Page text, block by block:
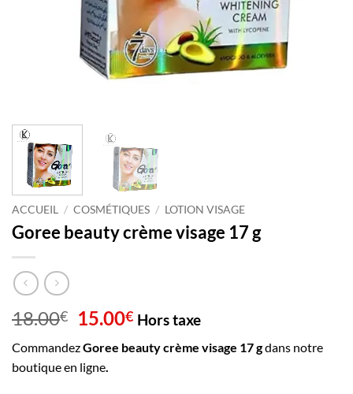
ACCUEIL / COSMÉTIQUES / LOTION VISAGE
Goree beauty crème visage 17 g
18.00€
Le
initial
était :
15.00€Le
actuel
Hors taxe
CommandezGoree beauty crème visage 17 gdans notre
boutique en ligne.